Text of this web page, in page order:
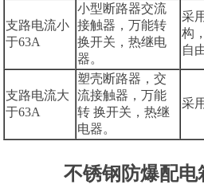
支路电流小
于63A
小型断路器交流
接触器，万能转
换开关，热继电
器。
采
构
自
支路电流大
于63A
塑壳断路器，交
流接触器，万能
转 换开关，热继
电器。
采
不锈钢防爆配电